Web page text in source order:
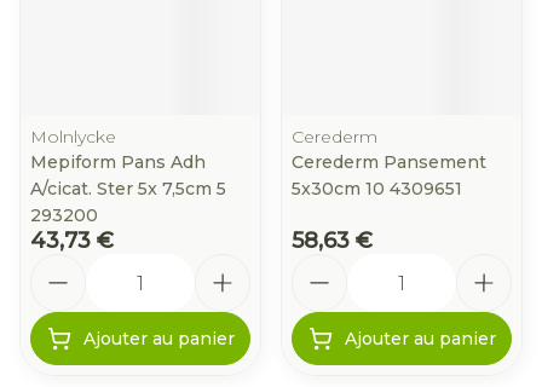
Molnlycke
Mepiform Pans Adh
A/cicat. Ster 5x 7,5cm 5
293200
43,73 €
Ajouter au panier
Cerederm
Cerederm Pansement
5x30cm 10 4309651
58,63 €
Ajouter au panier